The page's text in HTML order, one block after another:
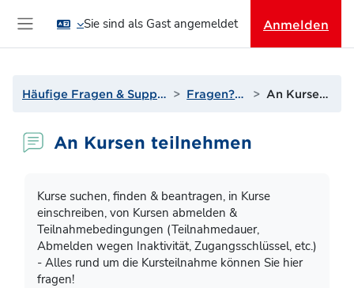
Sie sind als Gast angemeldet Anmelden
Häufige Fragen & Support zur Lernplattform Fragen? Antworten! An Kursen teilnehmen
An Kursen teilnehmen
Kurse suchen, finden & beantragen, in Kurse
einschreiben, von Kursen abmelden &
Teilnahmebedingungen (Teilnahmedauer,
Abmelden wegen Inaktivität, Zugangsschlüssel, etc.)
- Alles rund um die Kursteilnahme können Sie hier
fragen!